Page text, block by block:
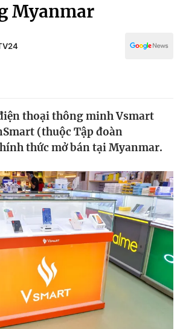
tế
Myanmar
thoại thông minh Vsmart
(thuộc Tập đoàn
thức mở bán tại Myanmar.